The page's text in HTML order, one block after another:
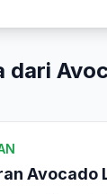
dari
Avocado